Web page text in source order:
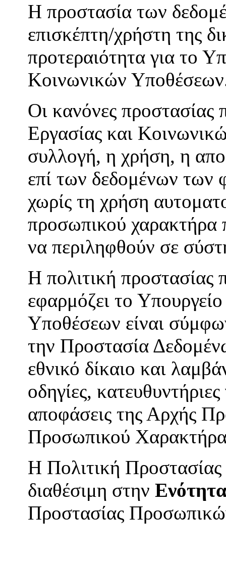
H προστασία των
επισκέπτη/χρήστη της
προτεραιότητα για το
Κοινωνικών
Οι κανόνες προστασίας
Εργασίας και
συλλογή, η χρήση, η
επί των δεδομένων των
χωρίς τη χρήση
προσωπικού χαρακτήρα
να περιληφθούν σε
Η πολιτική
εφαρμόζει το
Υποθέσεων είναι
την Προστασία
εθνικό δίκαιο και
οδηγίες,
αποφάσεις της Αρχής
Προσωπικού
Η Πολιτική
διαθέσιμη στην
Προστασίας